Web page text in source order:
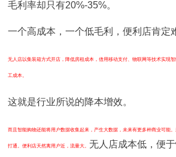
毛利率却只有20%-35%。
一个高成本，一个低毛利，便利店肯定
无人店以集装箱方式开店，降低房租成本，借用移动支付、物联网等技术实现
工成本。
这就是行业所说的降本增效。
而且智能购物还能将用户数据收集起来，产生大数据，未来有更多种商业可能
打通。便利店天然离用户近，流量大。 无人店成本低，便于